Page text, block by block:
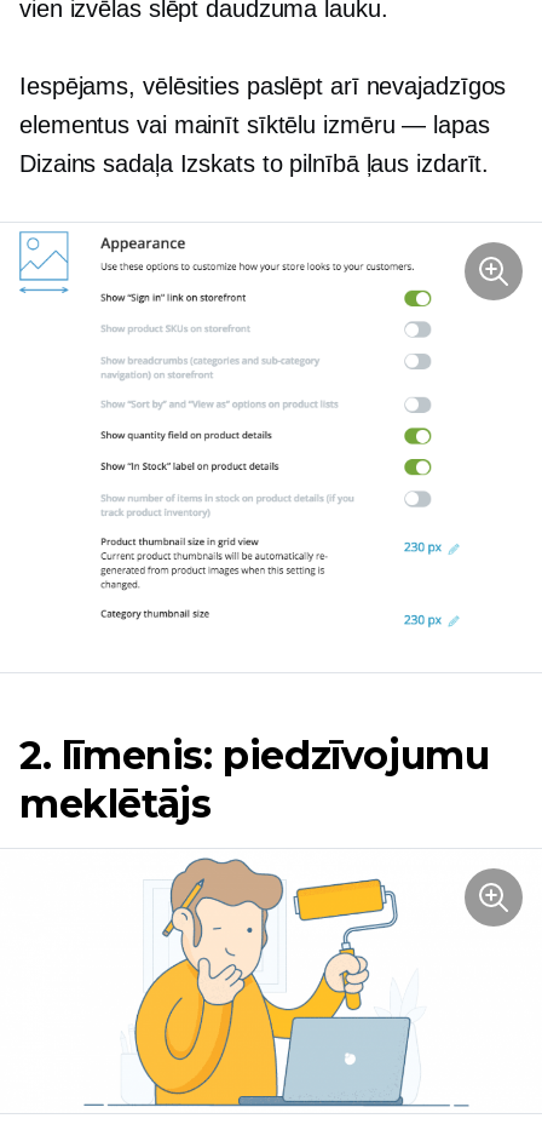
vien izvēlas slēpt daudzuma lauku.
Iespējams, vēlēsities paslēpt arī nevajadzīgos
elementus vai mainīt sīktēlu izmēru — lapas
Dizains sadaļa Izskats to pilnībā ļaus izdarīt.
2. līmenis: piedzīvojumu
meklētājs